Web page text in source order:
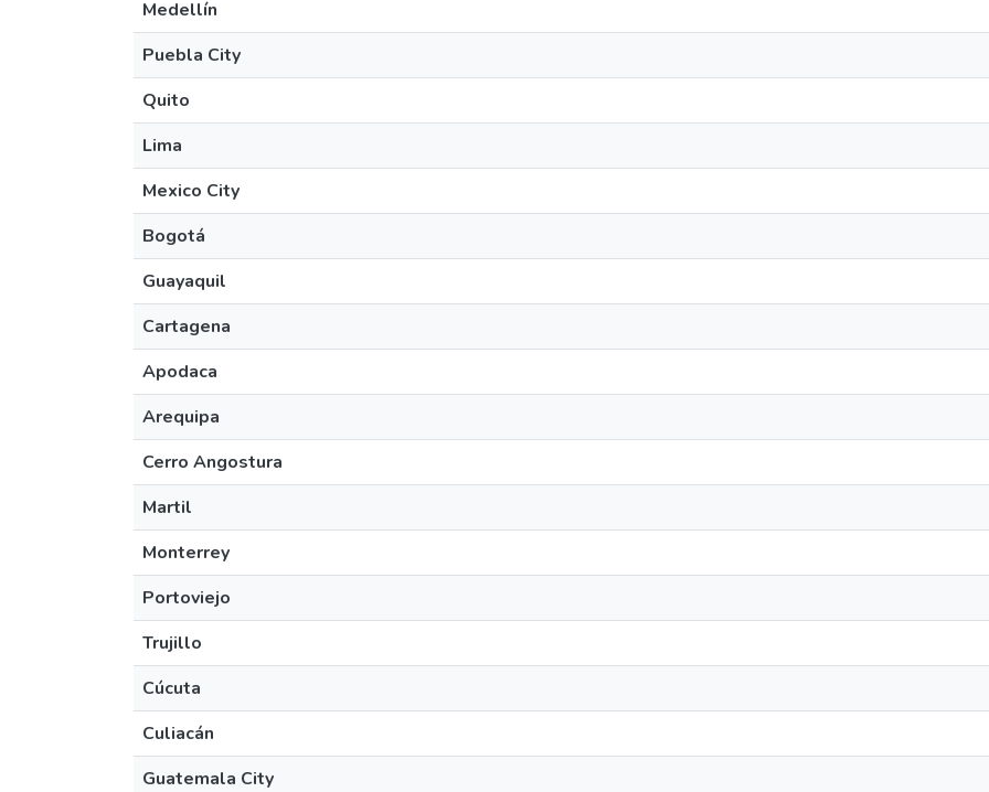
Medellín
Puebla City
Quito
Lima
Mexico City
Bogotá
Guayaquil
Cartagena
Apodaca
Arequipa
Cerro Angostura
Martil
Monterrey
Portoviejo
Trujillo
Cúcuta
Culiacán
Guatemala City